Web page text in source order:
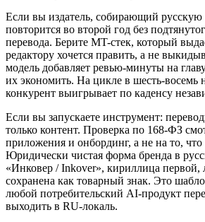
Если вы издатель, собирающий
повторится во второй год без
перевода. Берите MT-стек, который
редактору хочется править, а не
модель добавляет ревью-минуты на
их экономить. На цикле в шесть-восемь
конкурент выигрывает по каденсу
Если вы запускаете инструмент:
только контент. Проверка по 168-ФЗ
приложения и онбординг, а не на то,
Юридически чистая форма бренда в
«Инковер / Inkover», кириллица первой,
сохранена как товарный знак. Это
любой потребительский AI-продукт
выходить в RU-локаль.